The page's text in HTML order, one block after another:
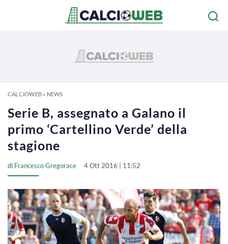
CALCIOWEB» NEWS
Serie B, assegnato a Galano il
primo ‘Cartellino Verde’ della
stagione
di Francesco Gregorace 4 Ott 2016 | 11:52